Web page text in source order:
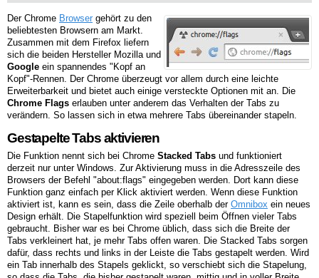
Der Chrome Browser gehört zu den
beliebtesten Browsern am Markt.
Zusammen mit dem Firefox liefern
sich die beiden Hersteller Mozilla und
Google ein spannendes "Kopf an
Kopf"-Rennen. Der Chrome überzeugt vor allem durch eine leichte
Erweiterbarkeit und bietet auch einige versteckte Optionen mit an. Die
Chrome Flags erlauben unter anderem das Verhalten der Tabs zu
verändern. So lassen sich in etwa mehrere Tabs übereinander stapeln.
Gestapelte Tabs aktivieren
Die Funktion nennt sich bei Chrome Stacked Tabs und funktioniert
derzeit nur unter Windows. Zur Aktivierung muss in die Adresszeile des
Browsers der Befehl "about:flags" eingegeben werden. Dort kann diese
Funktion ganz einfach per Klick aktiviert werden. Wenn diese Funktion
aktiviert ist, kann es sein, dass die Zeile oberhalb der Omnibox ein neues
Design erhält. Die Stapelfunktion wird speziell beim Öffnen vieler Tabs
gebraucht. Bisher war es bei Chrome üblich, dass sich die Breite der
Tabs verkleinert hat, je mehr Tabs offen waren. Die Stacked Tabs sorgen
dafür, dass rechts und links in der Leiste die Tabs gestapelt werden. Wird
ein Tab innerhalb des Stapels geklickt, so verschiebt sich die Stapelung,